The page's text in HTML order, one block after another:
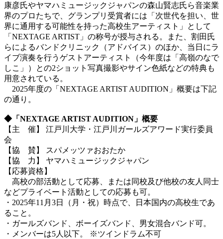
康彦氏やヤマハミュージックジャパンの森山賢志氏ら音楽業
界のプロたちで、グランプリ受賞者には「次世代を担い、世
界に通用する可能性を持った高校生アーティスト」として
「NEXTAGE ARTIST」の称号が授与される。また、割田氏
らによるバンドクリニック（アドバイス）のほか、当日にラ
イブ演奏を行うゲストアーティスト（今年度は「高嶺のなで
しこ」）との2ショット写真撮影やサイン色紙などの特典も
用意されている。
2025年度の「NEXTAGE ARTIST AUDITION」概要は下記
の通り。
◆「 NEXTAGE ARTIST AUDITION 」概要
【主 催】 江戸川大学・江戸川ガールズアワード実行委員
会
【協 賛】 スパメッツァおおたか
【協 力】 ヤマハミュージックジャパン
【応募資格】
高校の部活動として応募、または同校及び他校の友人同士
などプライベート活動としての応募も可。
・2025年11月3日（月・祝）時点で、日本国内の高校生であ
ること。
・ガールズバンド、ボーイズバンド、男女混合バンド可。
・メンバーは5人以下。 ※ツインドラム不可